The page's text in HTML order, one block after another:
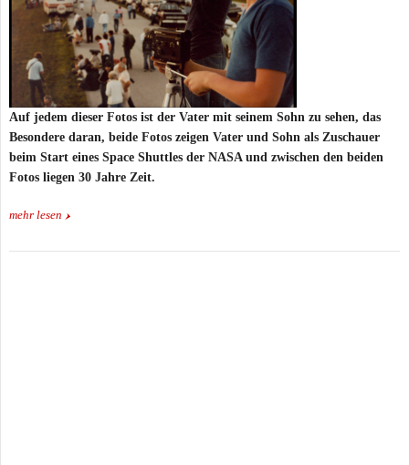
Auf jedem dieser Fotos ist der Vater mit seinem Sohn zu sehen, das
Besondere daran, beide Fotos zeigen Vater und Sohn als Zuschauer
beim Start eines Space Shuttles der NASA und zwischen den beiden
Fotos liegen 30 Jahre Zeit.
mehr lesen